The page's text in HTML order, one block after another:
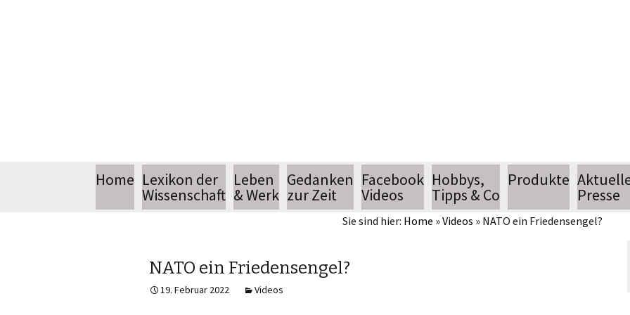
zum
Home Lexikon der
Wissenschaft
Leben
& Werk
Bücher
Gedanken
zur Zeit
Facebook
Videos
Hobbys,
Tipps & Co
hobbythek
Produkte
Presse
Termine
Sie sind hier: Home »Videos » NATO ein Friedensengel?
NATO ein Friedensengel?
19. Februar 2022 Videos